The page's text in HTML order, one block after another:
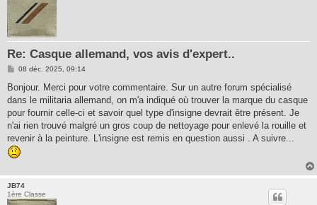
Re: Casque allemand, vos avis d'expert..
M
s
a
g
08 déc. 2025, 09:14
Bonjour. Merci pour votre commentaire. Sur un autre forum spécialisé
dans le militaria allemand, on m'a indiqué où trouver la marque du casque
pour fournir celle-ci et savoir quel type d'insigne devrait être présent. Je
n'ai rien trouvé malgré un gros coup de nettoyage pour enlevé la rouille et
revenir à la peinture. L'insigne est remis en question aussi . A suivre...
JB74
1ère Classe